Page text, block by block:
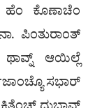
ಕೊಣಾಚೆಂ
ಪಿಂತುರಾಂತ್
ಆಯಿಲ್ಲೆ
ಸಭಾರ್